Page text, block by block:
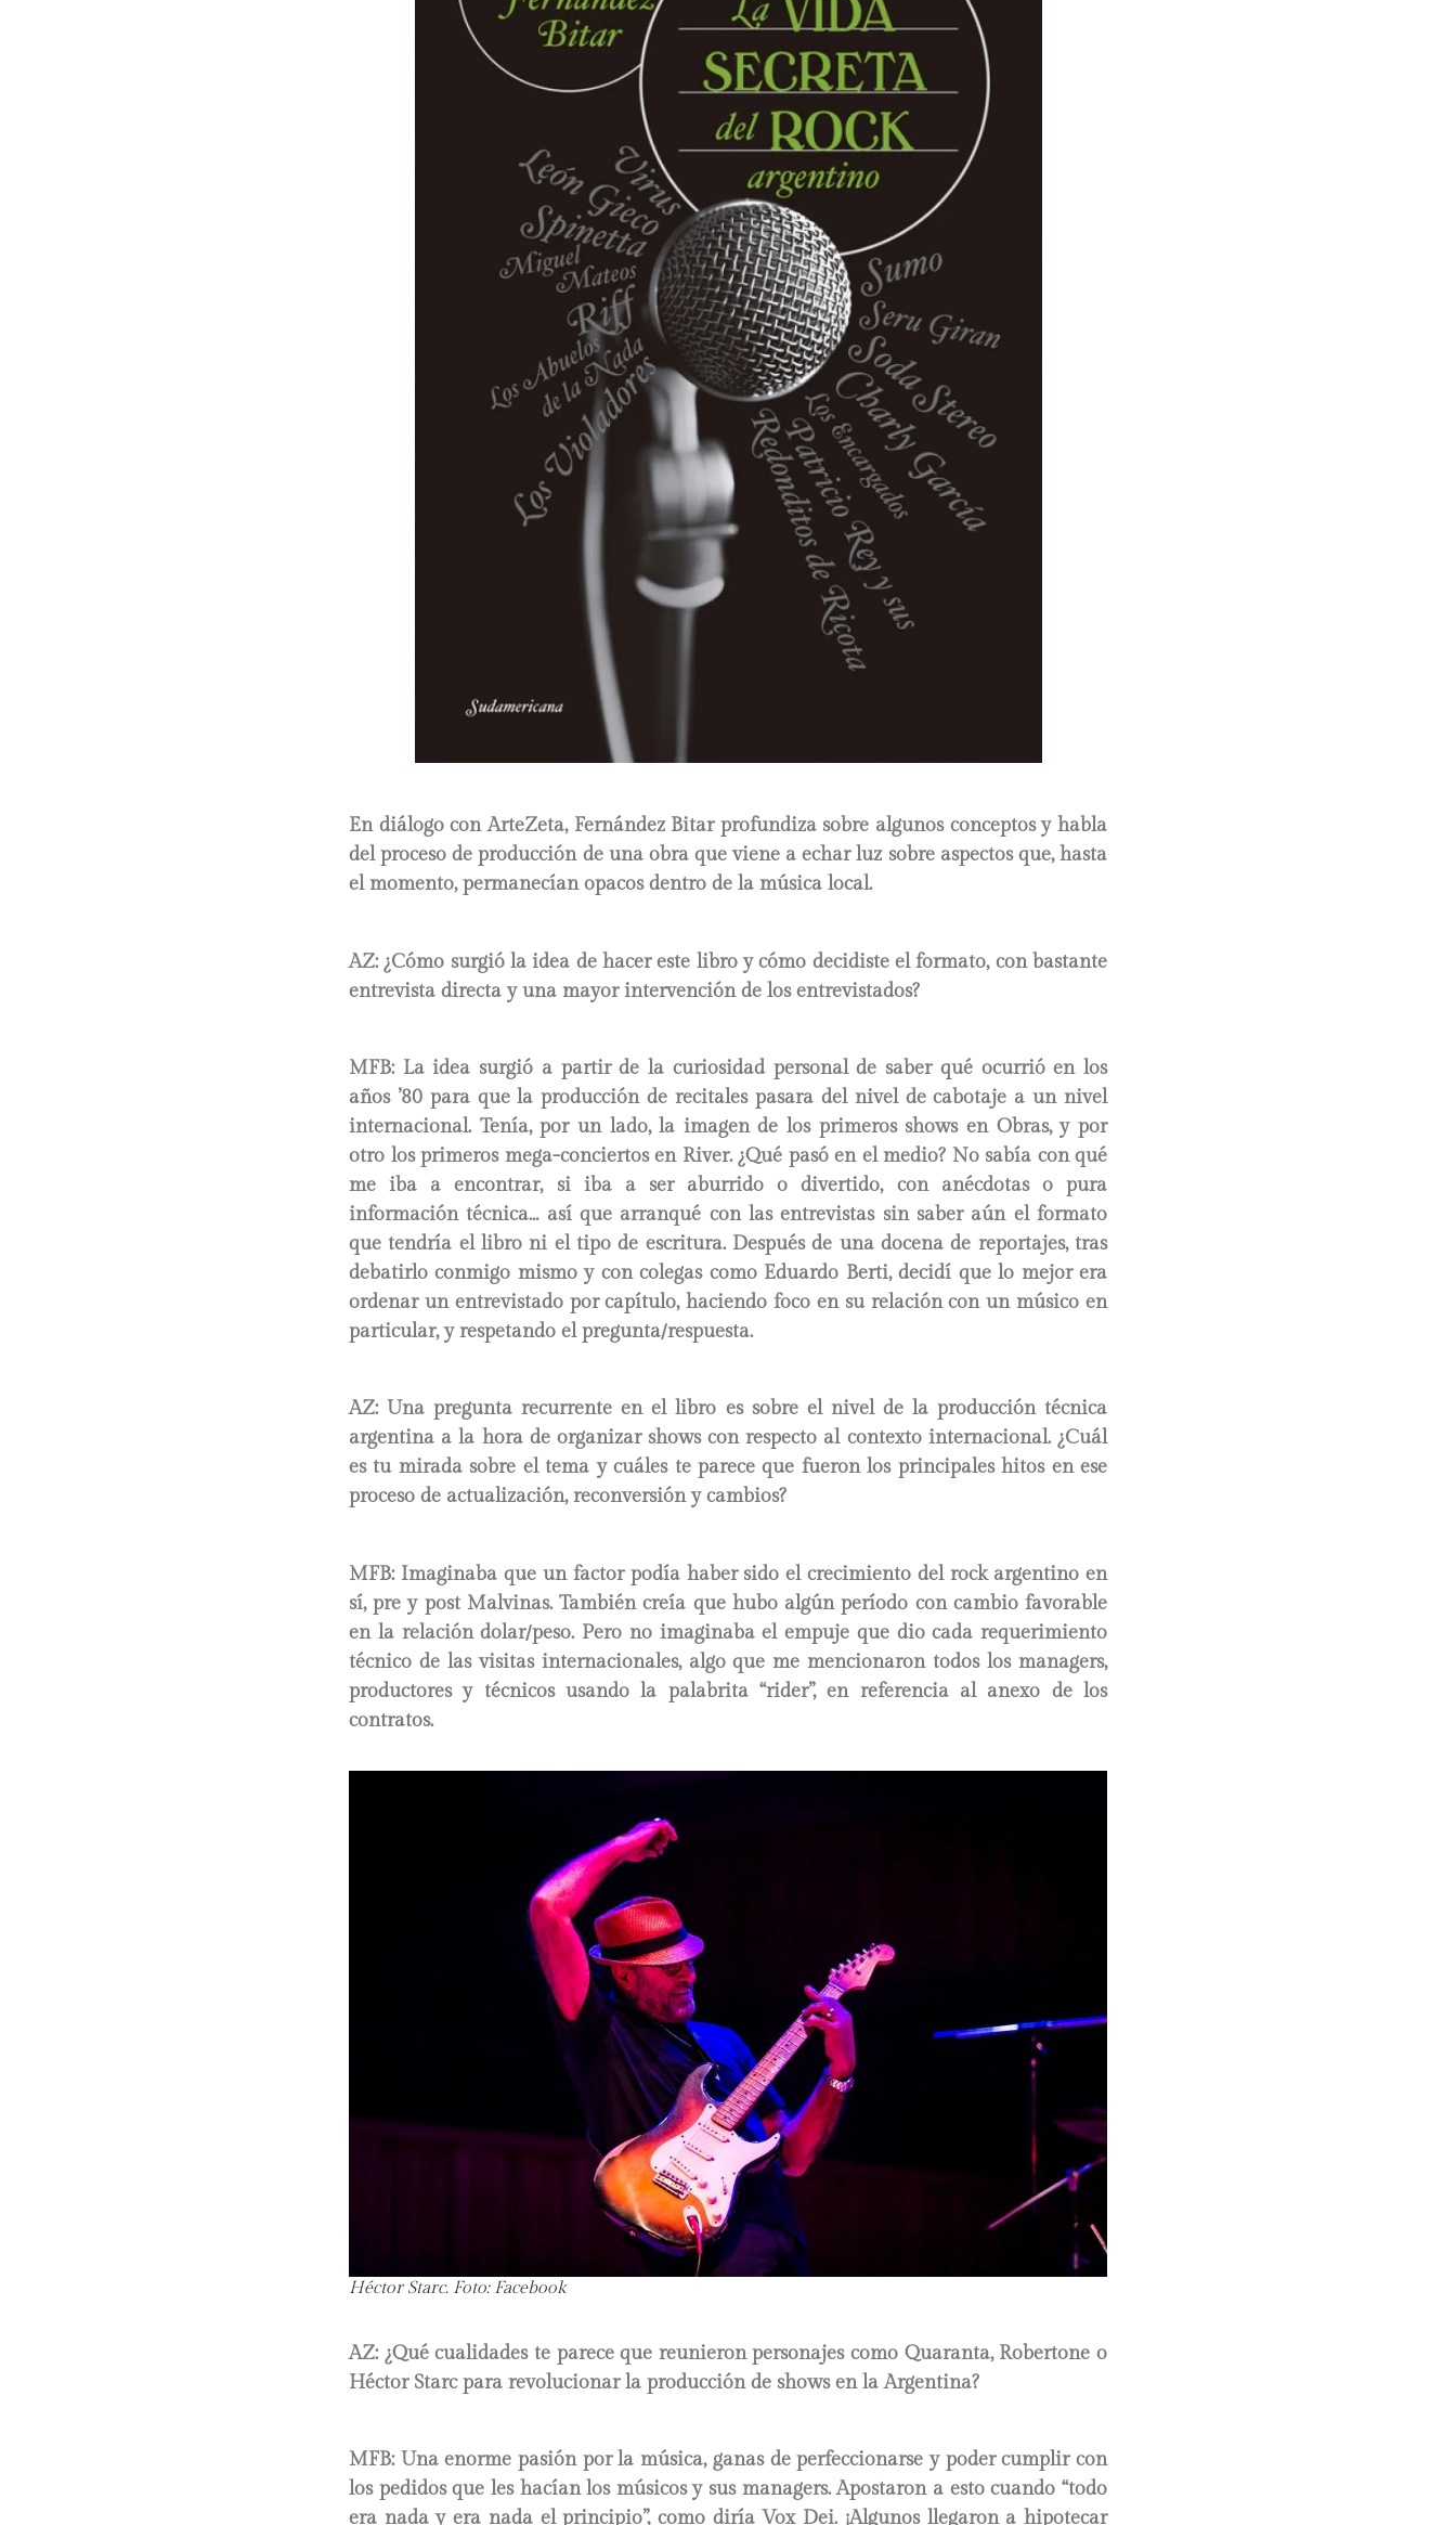
En diálogo conArteZeta, Fernández Bitar profundiza sobre algunos conceptos y habla
del proceso de producción de una obra que viene a echar luz sobre aspectos que, hasta
el momento, permanecían opacos dentro de la música local.
AZ: ¿Cómo surgió la idea de hacer este libro y cómo decidiste el formato, con bastante
entrevista directa y una mayor intervención de los entrevistados?
MFB: La idea surgió a partir de la curiosidad personal de saber qué ocurrió en los
años ’80 para que la producción de recitales pasara del nivel de cabotaje a un nivel
internacional. Tenía, por un lado, la imagen de los primeros shows en Obras, y por
otro los primeros mega-conciertos en River. ¿Qué pasó en el medio? No sabía con qué
me iba a encontrar, si iba a ser aburrido o divertido, con anécdotas o pura
información técnica… así que arranqué con las entrevistas sin saber aún el formato
que tendría el libro ni el tipo de escritura. Después de una docena de reportajes, tras
debatirlo conmigo mismo y con colegas como Eduardo Berti, decidí que lo mejor era
ordenar un entrevistado por capítulo, haciendo foco en su relación con un músico en
particular, y respetando el pregunta/respuesta.
AZ: Una pregunta recurrente en el libro es sobre el nivel de la producción técnica
argentina a la hora de organizar shows con respecto al contexto internacional. ¿Cuál
es tu mirada sobre el tema y cuáles te parece que fueron los principales hitos en ese
proceso de actualización, reconversión y cambios?
MFB: Imaginaba que un factor podía haber sido el crecimiento del rock argentino en
sí, pre y post Malvinas. También creía que hubo algún período con cambio favorable
en la relación dolar/peso. Pero no imaginaba el empuje que dio cada requerimiento
técnico de las visitas internacionales, algo que me mencionaron todos los managers,
productores y técnicos usando la palabrita “rider”, en referencia al anexo de los
contratos.
Héctor Starc. Foto: Facebook
AZ: ¿Qué cualidades te parece que reunieron personajes como Quaranta, Robertone o
Héctor Starc para revolucionar la producción de shows en la Argentina?
MFB: Una enorme pasión por la música, ganas de perfeccionarse y poder cumplir con
los pedidos que les hacían los músicos y sus managers. Apostaron a esto cuando “todo
era nada y era nada el principio”, como diría Vox Dei. ¡Algunos llegaron a hipotecar